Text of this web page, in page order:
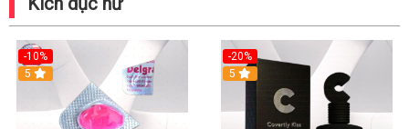
-10%
5
-20%
5